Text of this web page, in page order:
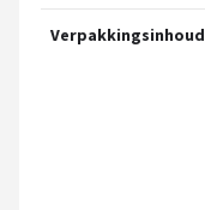
Verpakkingsinhoud